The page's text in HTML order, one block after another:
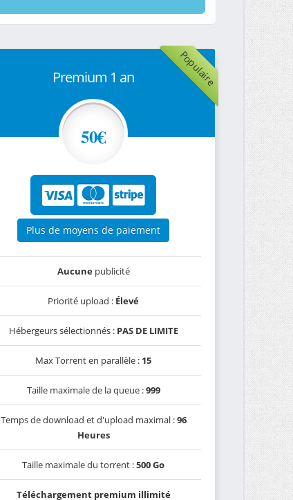
Populaire
Premium 1 an
50€
Plus de moyens de paiement
Aucunepublicité
Priorité upload : Élevé
Hébergeurs sélectionnés : PAS DE LIMITE
Max Torrent en parallèle : 15
Taille maximale de la queue :999
Temps de download et d'upload maximal :96
Heures
Taille maximale du torrent :500 Go
Téléchargement premium illimité